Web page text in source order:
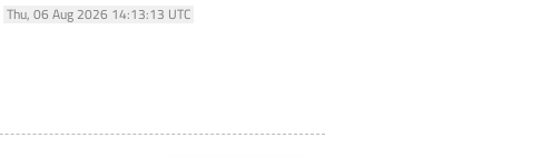
Thu, 06 Aug 2026 14:13:13 UTC